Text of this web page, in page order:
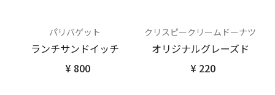
パリバゲット
ランチサンドイッチ
¥ 800
クリスピークリームドーナツ
オリジナルグレーズド
¥ 220